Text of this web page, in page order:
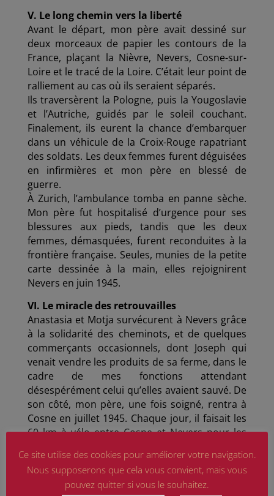
V. Le long chemin vers la liberté
Avant le départ, mon père avait dessiné sur
deux morceaux de papier les contours de la
France, plaçant la Nièvre, Nevers, Cosne-sur-
Loire et le tracé de la Loire. C’était leur point de
ralliement au cas où ils seraient séparés.
Ils traversèrent la Pologne, puis la Yougoslavie
et l’Autriche, guidés par le soleil couchant.
Finalement, ils eurent la chance d’embarquer
dans un véhicule de la Croix-Rouge rapatriant
des soldats. Les deux femmes furent déguisées
en infirmières et mon père en blessé de
guerre.
À Zurich, l’ambulance tomba en panne sèche.
Mon père fut hospitalisé d’urgence pour ses
blessures aux pieds, tandis que les deux
femmes, démasquées, furent reconduites à la
frontière française. Seules, munies de la petite
carte dessinée à la main, elles rejoignirent
Nevers en juin 1945.
VI. Le miracle des retrouvailles
Anastasia et Motja survécurent à Nevers grâce
à la solidarité des cheminots, et de quelques
commerçants occasionnels, dont Joseph qui
venait vendre les produits de sa ferme, dans le
cadre de mes fonctions attendant
désespérément celui qu’elles avaient sauvé. De
son côté, mon père, une fois soigné, rentra à
Cosne en juillet 1945. Chaque jour, il faisait les
60 km à vélo entre Cosne et Nevers pour les
L’improbable se produisit un matin de juillet : le
trio fut reformé.
• Anastasia resta avec Joseph, qui devint son
Ce site utilise des cookies pour améliorer votre navigation.
Nous supposerons que cela vous convient, mais vous
pouvez quitter si vous le souhaitez.